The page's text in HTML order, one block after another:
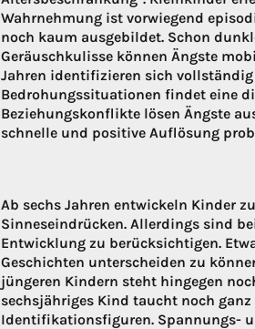
Wahrnehmung ist vorwiegend
noch kaum ausgebildet. Schon
Geräuschkulisse können Ängste
Jahren identifizieren sich
Bedrohungssituationen findet eine
Beziehungskonflikte lösen Ängste
schnelle und positive Auflösung
Ab sechs Jahren entwickeln Kinder
Sinneseindrücken. Allerdings sind
Entwicklung zu berücksichtigen.
Geschichten unterscheiden zu
jüngeren Kindern steht hingegen
sechsjähriges Kind taucht noch
Identifikationsfiguren. Spannungs-